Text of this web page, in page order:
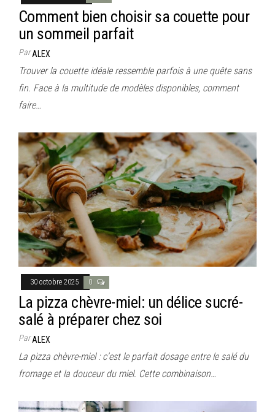
Comment bien choisir sa couette pour
un sommeil parfait
ParALEX
Trouver la couette idéale ressemble parfois à une quête sans
fin. Face à la multitude de modèles disponibles, comment
faire…
30 octobre 2025 0
La pizza chèvre-miel: un délice sucré-
salé à préparer chez soi
ParALEX
La pizza chèvre-miel : c’est le parfait dosage entre le salé du
fromage et la douceur du miel. Cette combinaison…